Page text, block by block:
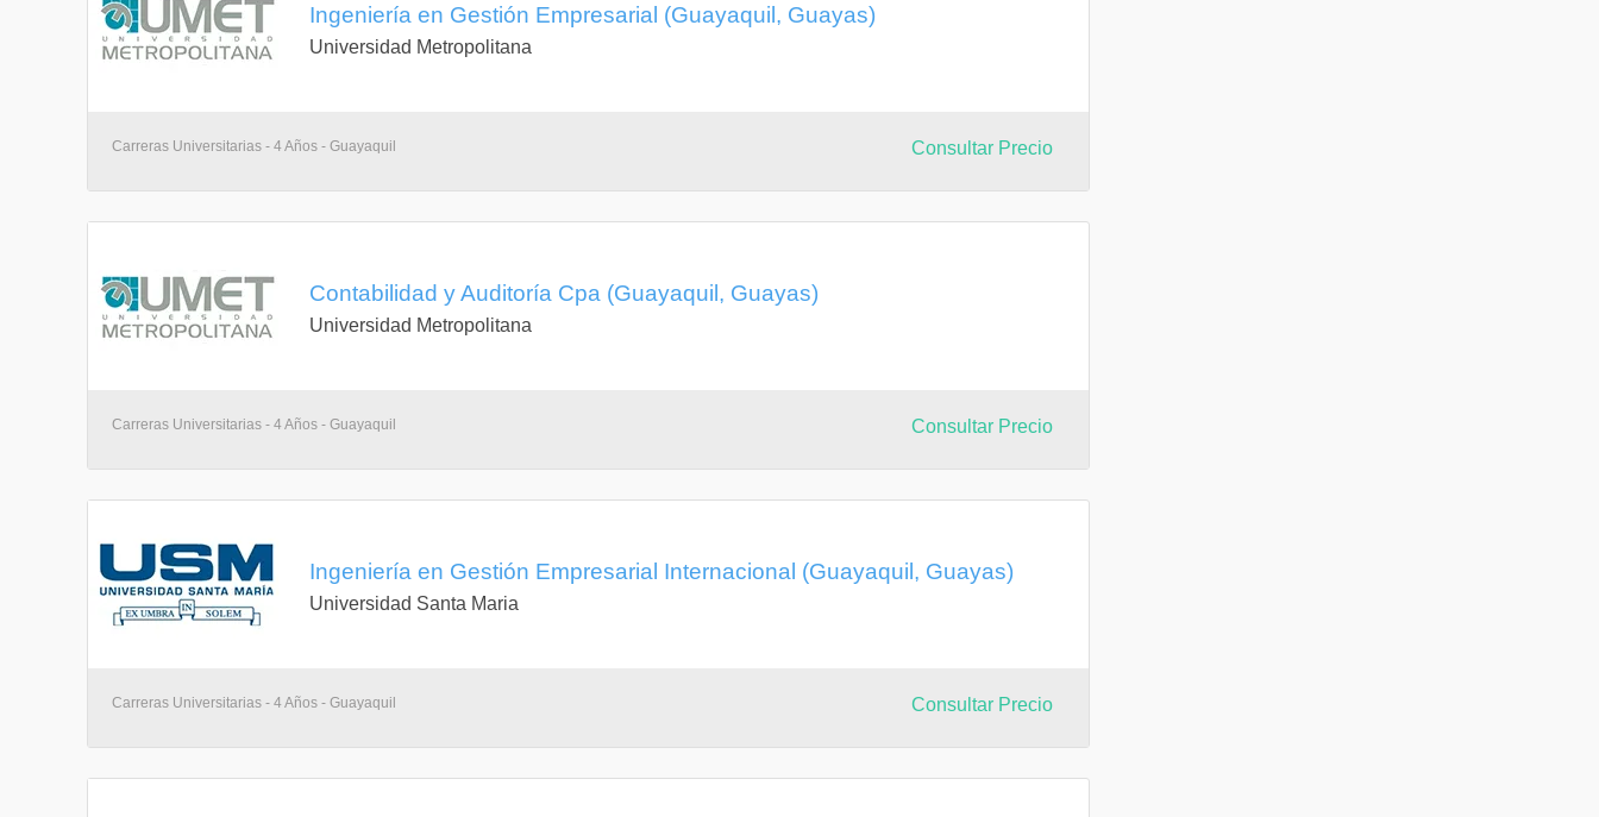
Ingeniería en Gestión Empresarial (Guayaquil, Guayas)
Universidad Metropolitana
Carreras Universitarias - 4 Años - Guayaquil Consultar Precio
Contabilidad y Auditoría Cpa (Guayaquil, Guayas)
Universidad Metropolitana
Carreras Universitarias - 4 Años - Guayaquil Consultar Precio
Ingeniería en Gestión Empresarial Internacional (Guayaquil, Guayas)
Universidad Santa Maria
Carreras Universitarias - 4 Años - Guayaquil Consultar Precio